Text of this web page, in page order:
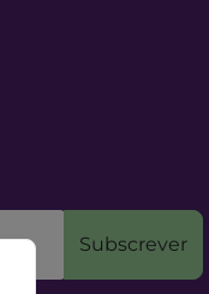
Subscrever